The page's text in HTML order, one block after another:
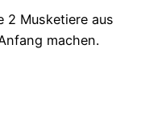
2 Musketiere aus
machen.